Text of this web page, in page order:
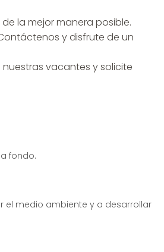
la mejor manera posible.
y disfrute de un
vacantes y solicite
fondo.
medio ambiente y a desarrollar